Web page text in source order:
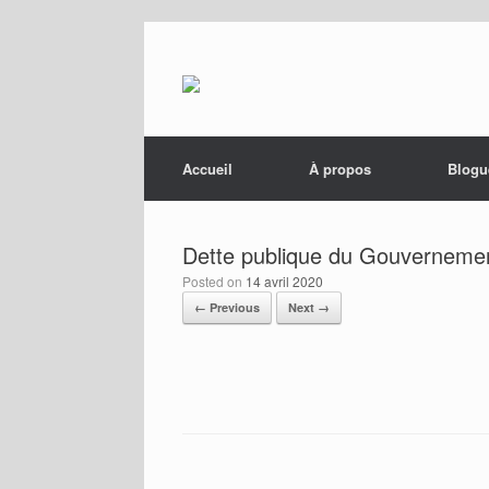
Accueil
À propos
Dette publique du
Posted on 14 avril 2020
← Previous Next →